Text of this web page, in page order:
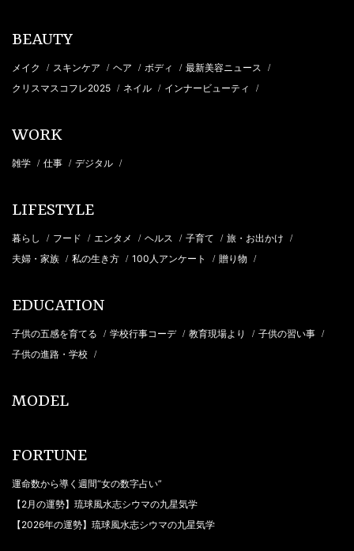
BEAUTY
メイク / スキンケア / ヘア / ボディ / 最新美容ニュース /
クリスマスコフレ2025 / ネイル / インナービューティ /
WORK
雑学 / 仕事 / デジタル /
LIFESTYLE
暮らし / フード / エンタメ / ヘルス / 子育て / 旅・お出かけ /
夫婦・家族 / 私の生き方 / 100人アンケート / 贈り物 /
EDUCATION
子供の五感を育てる / 学校行事コーデ / 教育現場より / 子供の習い事 /
子供の進路・学校 /
MODEL
FORTUNE
運命数から導く週間“女の数字占い”
【2月の運勢】琉球風水志シウマの九星気学
【2026年の運勢】琉球風水志シウマの九星気学